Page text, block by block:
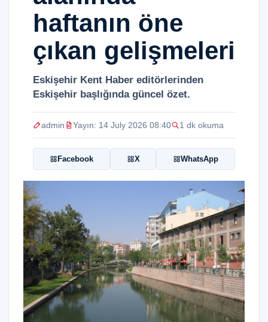
haftanın öne
çıkan gelişmeleri
Eskişehir Kent Haber editörlerinden
Eskişehir başlığında güncel özet.
admin Yayın: 14 July 2026 08:40 1 dk okuma
Facebook X WhatsApp